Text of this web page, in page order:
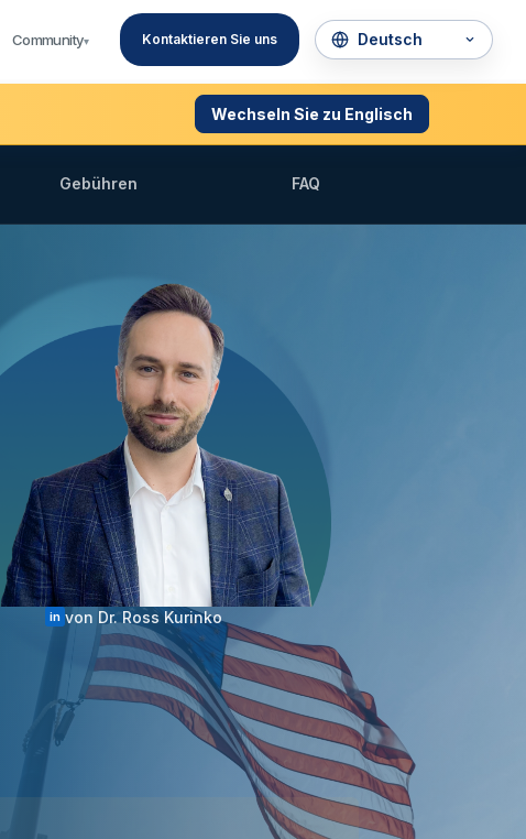
Wechseln Sie zu Englisch
Community▾ Kontaktieren Sie uns
Gebühren FAQ
in von Dr. Ross Kurinko